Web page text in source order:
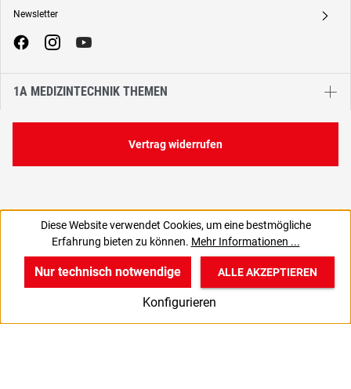
98,94 € 164,90 €
Newsletter A
1A MEDIZINTECHNIK THEMEN
Vertrag widerrufen
Diese Website verwendet Cookies, um eine bestmögliche
Erfahrung bieten zu können. Mehr Informationen ...
Nur technisch notwendige
Konfigurieren
ALLE AKZEPTIEREN
v
Produkte
B